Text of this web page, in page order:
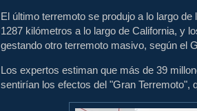
El último terremoto se produjo a lo largo
1287 kilómetros a lo largo de California, y
gestando otro terremoto masivo, según el
Los expertos estiman que más de 39
sentirían los efectos del "Gran Terremoto",